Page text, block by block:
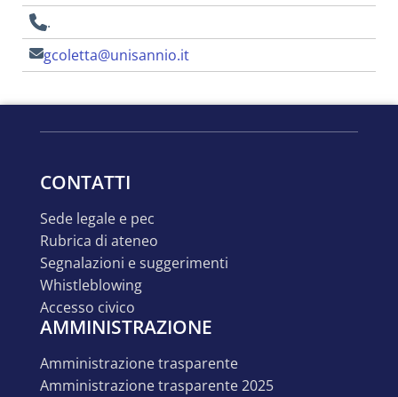
.
gcoletta@unisannio.it
CONTATTI
sede legale e pec
rubrica di ateneo
segnalazioni e suggerimenti
whistleblowing
accesso civico
AMMINISTRAZIONE
amministrazione trasparente
amministrazione trasparente 2025